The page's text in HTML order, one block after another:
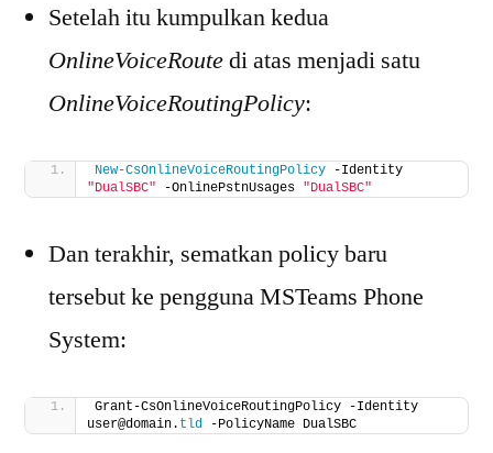
Setelah itu kumpulkan kedua
OnlineVoiceRoutedi atas menjadi satu
OnlineVoiceRoutingPolicy:
New-CsOnlineVoiceRoutingPolicy
"DualSBC" -OnlinePstnUsages "DualSBC"
Dan terakhir, sematkan policy baru
tersebut ke pengguna MSTeams Phone
System:
Grant-CsOnlineVoiceRoutingPolicy -Identity
user@domain. tld -PolicyName DualSBC